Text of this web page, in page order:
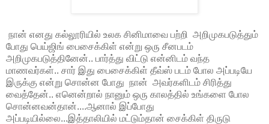
நான் எனது கல்லூரியில் உலக சினிமாவை பற்றி அறிமுகபடுத்தும்
போது பெய்ஜிங் பைசைக்கிள் என்று ஒரு சீனபடம்
அறிமுகபடுத்தினேன்.. பார்த்து விட்டு என்னிடம் வந்த
மாணவர்கள்.. சார் இது பைசைக்கிள் தீவ்ஸ் படம் போல அப்படியே
இருக்கு என்று சொன்ன போது நான் அவர்களிடம் சிரித்து
வைத்தேன்.. எனென்றால் நானும் ஒரு காலத்தில் உங்களை போல
சொன்னவன்தான்....ஆனால் இப்போது
அப்படியில்லை...இத்தாலியில் மட்டும்தான் சைக்கிள் திருடு